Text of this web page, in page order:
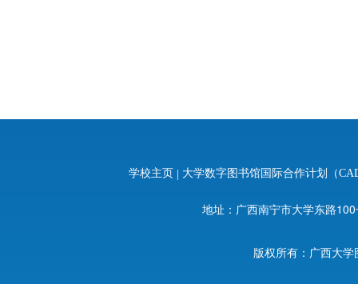
学校主页 | 大学数字图书馆国际合作计划（
地址：广西南宁市大学东路
版权所有：广西大